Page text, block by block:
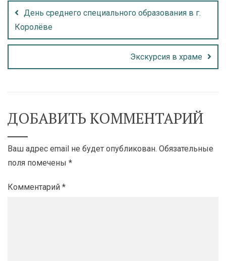
День среднего специального образования в г.
Королёве
Экскурсия в храме
ДОБАВИТЬ КОММЕНТАРИЙ
Ваш адрес email не будет опубликован. Обязательные
поля помечены *
Комментарий *